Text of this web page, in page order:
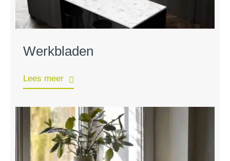
Werkbladen
Lees meer